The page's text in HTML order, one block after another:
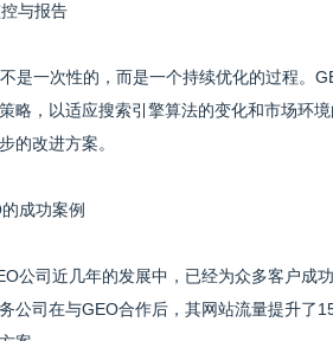
与报告
是一次性的，而是一个持续优化的过程。
略，以适应搜索引擎算法的变化和市场环
的改进方案。
成功案例
公司近几年的发展中，已经为众多客户成
公司在与GEO合作后，其网站流量提升了